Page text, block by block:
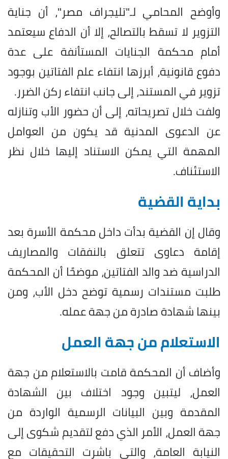
وأوضح المحامي لـ"تليجراف مصر"، أن جناية
التزوير لا تسقط بالتصالح، إلا أن الدفاع سيعتمد
أمام محكمة الجنايات المستأنفة على عدة
دفوع قانونية، أبرزها انتفاء علم الفتاتين بوجود
تزوير في المستند، إلى جانب انتفاء ركن الضرر.
ولفت خلال تصريحاته، إلى أن حضور الأب وتنازله
عن الدعوى المدنية قد يكون من العوامل
المهمة التي يمكن الاستناد إليها خلال نظر
الاستئناف.
بداية القضية
وقال إن القضية بدأت داخل محكمة الأسرة بعد
إقامة دعاوى تتعلق بالنفقات والمصاريف
الدراسية ضد والد الفتاتين، موضحًا أن المحكمة
طلبت مستندات رسمية توضح دخل الأب، ومن
بينها شهادة صادرة من جهة عمله.
الاستعلام من جهة العمل
وأضاف أن المحكمة قامت بالاستعلام من جهة
العمل، ليتبين وجود اختلاف بين الشهادة
المقدمة وبين البيانات الرسمية الواردة من
جهة العمل، الأمر الذي دفع لتقديم شكوى إلى
النيابة العامة، والتي باشرت التحقيقات مع